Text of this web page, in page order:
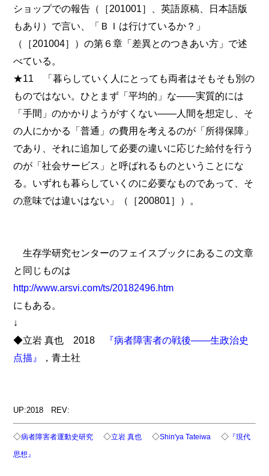
ショップでの報告（［201001］、英語原稿、日本語版
もあり）で言い、「ＢＩは行けているか？」
（［201004］）の第６章「差異とのつきあい方」で述
べている。
★11 「暮らしていく人にとっても両者はそもそも別の
ものではない。ひとまず「平均的」な――実質的には
「手間」のかかりようがすくない――人間を想定し、そ
の人にかかる「普通」の費用を考えるのが「所得保障」
であり、それに追加して必要の違いに応じた給付を行う
のが「社会サービス」と呼ばれるものということにな
る。いずれも暮らしていくのに必要なものであって、そ
の意味では違いはない」（［200801］）。
生存学研究センターのフェイスブックにあるこの文章
と同じものは
http://www.arsvi.com/ts/20182496.htm
にもある。
↓
◆立岩 真也 2018
『病者障害者の戦後――生政治史
点描』
，青土社
UP:2018 REV:
◇病者障害者運動史研究 ◇立岩 真也 ◇Shin'ya Tateiwa ◇ 『現代
思想』